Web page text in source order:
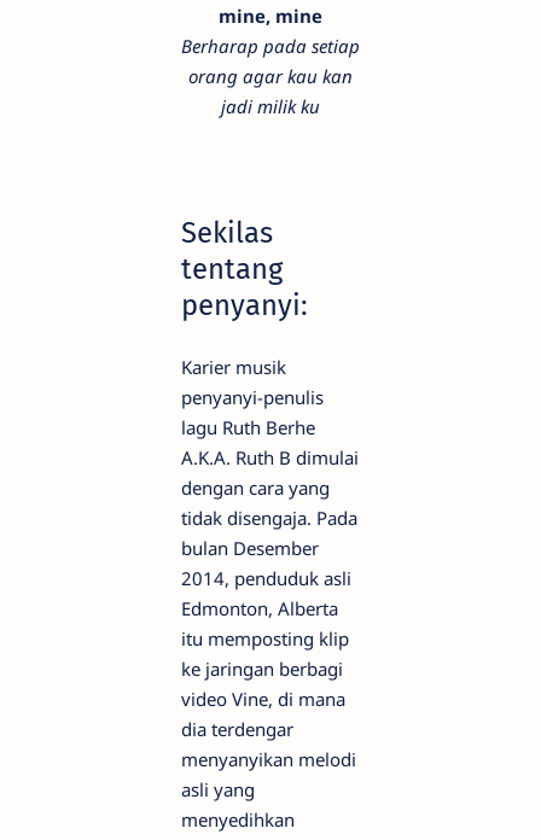
mine, mine
Berharap pada setiap
orang agar kau kan
jadi milik ku
Sekilas
tentang
penyanyi:
Karier musik
penyanyi-penulis
lagu Ruth Berhe
A.K.A. Ruth B dimulai
dengan cara yang
tidak disengaja. Pada
bulan Desember
2014, penduduk asli
Edmonton, Alberta
itu memposting klip
ke jaringan berbagi
video Vine, di mana
dia terdengar
menyanyikan melodi
asli yang
menyedihkan